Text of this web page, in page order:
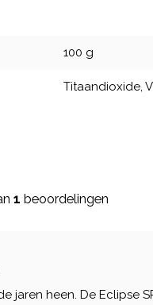
100 g
Titaandioxide,
1 beoordelingen
jaren heen. De Eclipse